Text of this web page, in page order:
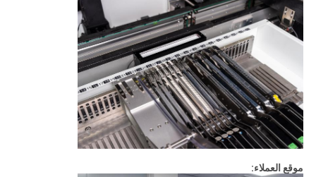
موقع العملاء: